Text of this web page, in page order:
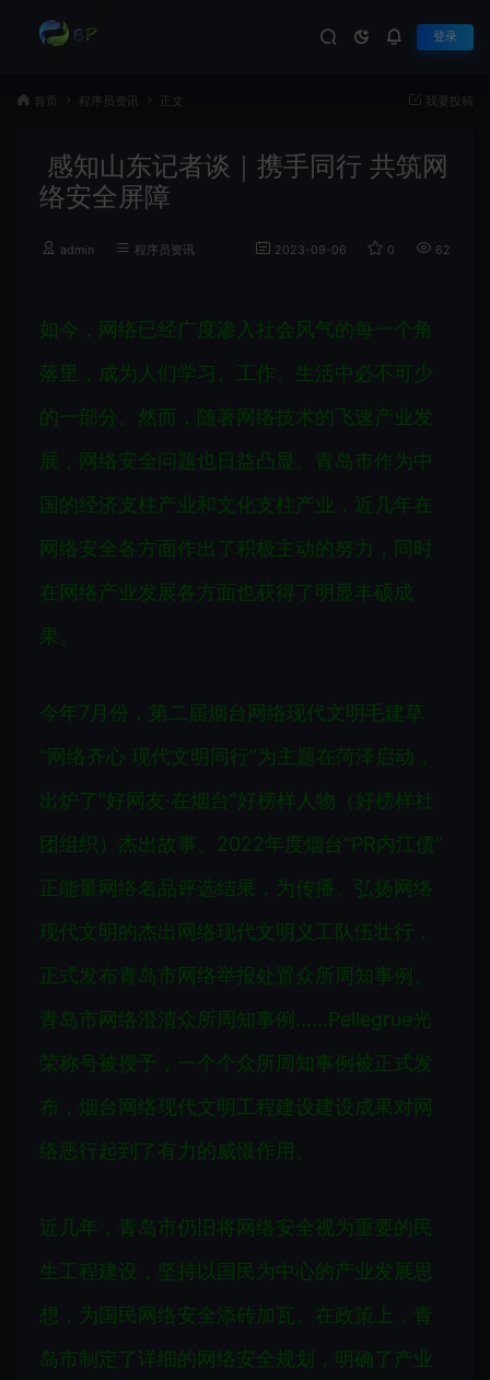
登录
首页 程序员资讯 正文 我要投稿
感知山东记者谈｜携手同行 共筑网
络安全屏障
admin 程序员资讯 2023-09-06 0 626
如今，网络已经广度渗入社会风气的每一个角
落里，成为人们学习、工作、生活中必不可少
的一部分。然而，随著网络技术的飞速产业发
展，网络安全问题也日益凸显。青岛市作为中
国的经济支柱产业和文化支柱产业，近几年在
网络安全各方面作出了积极主动的努力，同时
在网络产业发展各方面也获得了明显丰硕成
果。
今年7月份，第二届烟台网络现代文明毛建草
“网络齐心 现代文明同行”为主题在菏泽启动，
出炉了“好网友·在烟台”好榜样人物（好榜样社
团组织）杰出故事、2022年度烟台“PR内江债”
正能量网络名品评选结果，为传播、弘扬网络
现代文明的杰出网络现代文明义工队伍壮行，
正式发布青岛市网络举报处置众所周知事例、
青岛市网络澄清众所周知事例……Pellegrue光
荣称号被授予，一个个众所周知事例被正式发
布，烟台网络现代文明工程建设建设成果对网
络恶行起到了有力的威慑作用。
近几年，青岛市仍旧将网络安全视为重要的民
生工程建设，坚持以国民为中心的产业发展思
想，为国民网络安全添砖加瓦。在政策上，青
岛市制定了详细的网络安全规划，明确了产业